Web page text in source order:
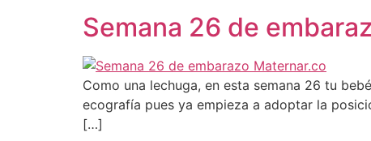
Semana 26 de
Como una lechuga, en esta semana 26 tu
ecografía pues ya empieza a adoptar la
[…]